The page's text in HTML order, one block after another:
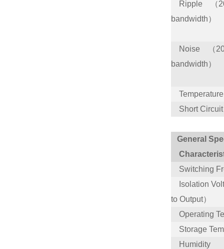
Ripple （
bandwidth）
Noise （
bandwidth）
Short Circuit
General
Switching
Isolation
to Output）
Operating
Storage
Humidity